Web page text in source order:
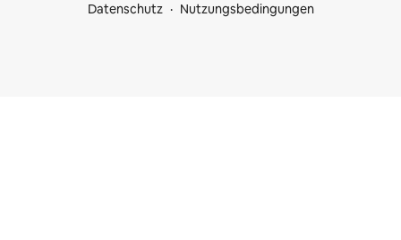
Datenschutz
Nutzungsbedingungen